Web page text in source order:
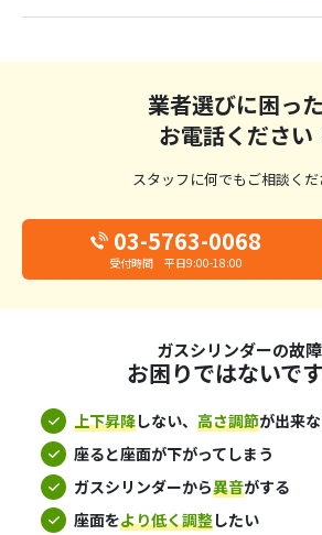
業者選びに困っ
お電話ください
スタッフに何でもご相談くだ
03-5763-0068
受付時間 平日9:00-18:00
ガスシリンダーの故
お困りではないで
上下昇降しない、 高さ調節が出来
座ると座面が下がってしまう
ガスシリンダーから異音がする
座面をより低く調整したい